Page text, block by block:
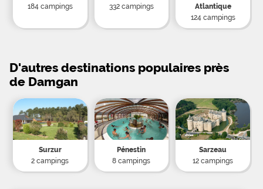
184 campings
332 campings
Atlantique
124 campings
D'autres destinations populaires près
de Damgan
Surzur
2 campings
Pénestin
8 campings
Sarzeau
12 campings